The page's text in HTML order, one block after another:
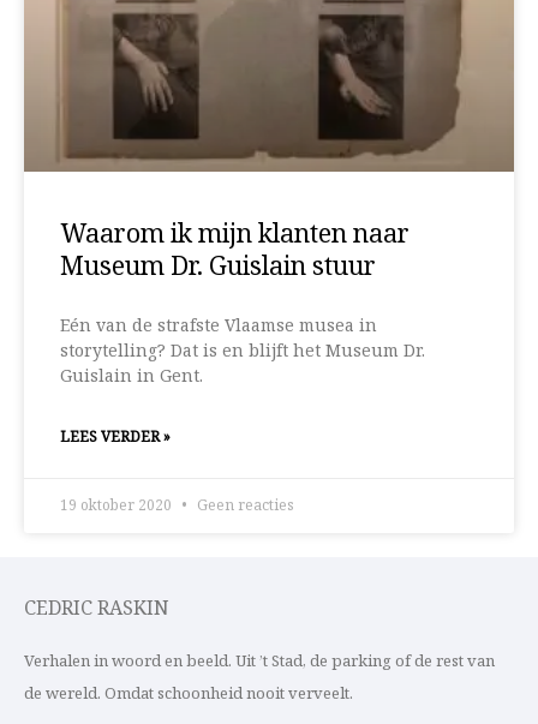
Waarom ik mijn klanten naar
Museum Dr. Guislain stuur
Eén van de strafste Vlaamse musea in
storytelling? Dat is en blijft het Museum Dr.
Guislain in Gent.
LEES VERDER »
19 oktober 2020 Geen reacties
CEDRIC RASKIN
Verhalen in woord en beeld. Uit ’t Stad, de parking of de rest van
de wereld. Omdat schoonheid nooit verveelt.